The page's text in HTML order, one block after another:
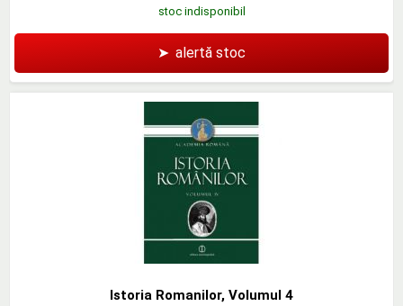
stoc indisponibil
➤ alertă stoc
Istoria Romanilor, Volumul 4